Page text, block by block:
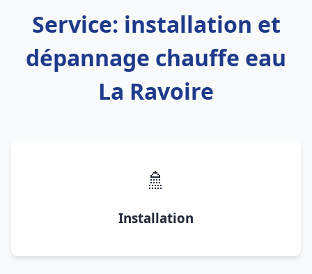
Service: installation et
dépannage chauffe eau
La Ravoire
🚿
Installation